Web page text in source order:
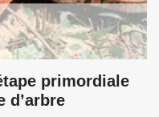
primordiale
d’arbre